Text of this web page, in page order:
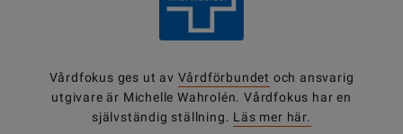
Vårdfokus ges ut av Vårdförbundet och ansvarig
utgivare är Michelle Wahrolén. Vårdfokus har en
självständig ställning. Läs mer här.